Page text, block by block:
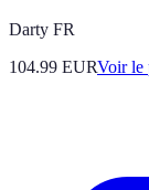
Darty FR
104.99 EURVoir le